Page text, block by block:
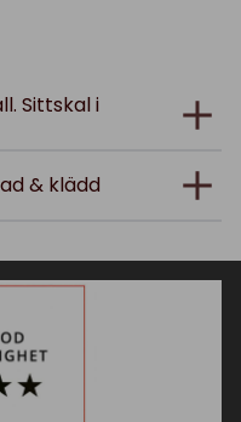
Sittskal i
& klädd